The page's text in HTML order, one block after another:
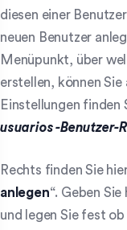
diesen einer
neuen Benutzer
Menüpunkt, über
erstellen, können
Einstellungen finden
usuarios -Benutzer-
Rechts finden Sie
anlegen“. Geben
und legen Sie fest